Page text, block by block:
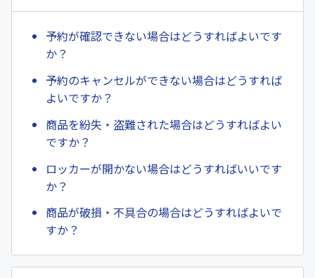
予約が確認できない場合はどうすればよいです
か？
予約のキャンセルができない場合はどうすれば
よいですか？
商品を紛失・盗難された場合はどうすればよい
ですか？
ロッカーが開かない場合はどうすればいいです
か？
商品が破損・不具合の場合はどうすればよいで
すか？